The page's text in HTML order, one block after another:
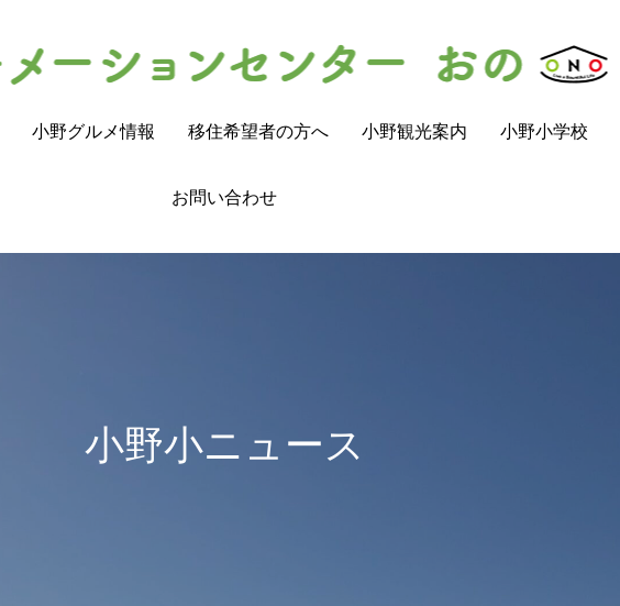
小野グルメ情報 移住希望者の方へ 小野観光案内 小野小学校
お問い合わせ
小野小ニュース